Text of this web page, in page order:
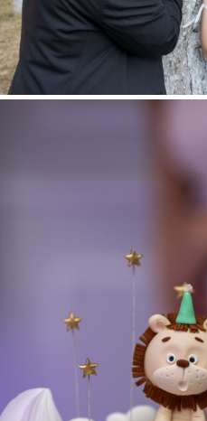
ÎNCREȘTINAREA